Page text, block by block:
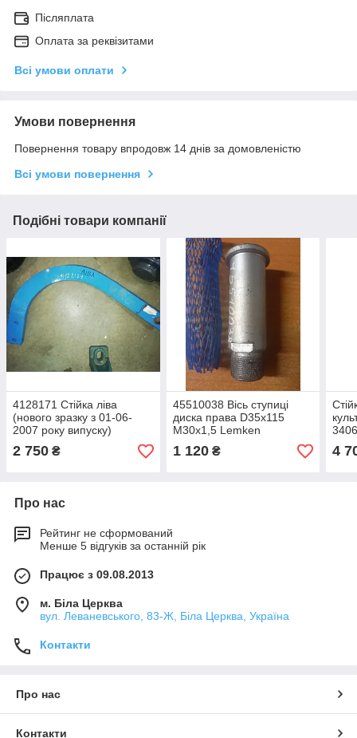
Післяплата
Оплата за реквізитами
Всі умови оплати
Умови повернення
Повернення товару впродовж 14 днів за домовленістю
Всі умови повернення
Подібні товари компанії
4128171 Стійка ліва
(нового зразку з 01-06-
2007 року випуску)
60x25x900 Rubin 9
2 750 ₴
45510038 Вісь ступиці
диска права D35x115
М30х1,5 Lemken
1 120₴ 4
Про нас
Рейтинг не сформований
Менше 5 відгуків за останній рік
Працює з 09.08.2013
м. Біла Церква
вул. Леваневського, 83-Ж, Біла Церква, Україна
Контакти
Про нас
Контакти